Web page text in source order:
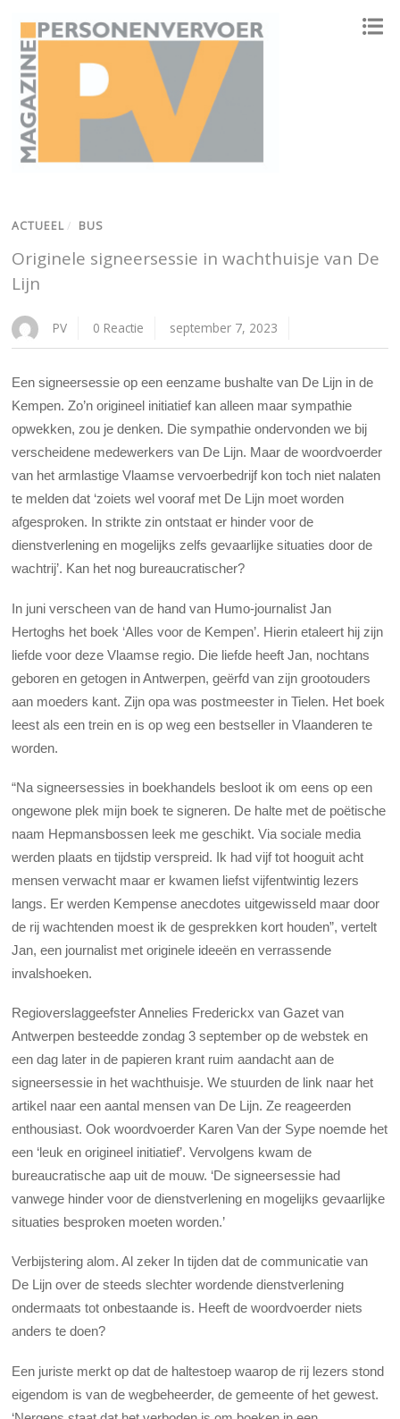
ACTUEEL / BUS
Originele signeersessie in wachthuisje van De
Lijn
PV 0 Reactie september 7, 2023
Een signeersessie op een eenzame bushalte van De Lijn in de
Kempen. Zo’n origineel initiatief kan alleen maar sympathie
opwekken, zou je denken. Die sympathie ondervonden we bij
verscheidene medewerkers van De Lijn. Maar de woordvoerder
van het armlastige Vlaamse vervoerbedrijf kon toch niet nalaten
te melden dat ‘zoiets wel vooraf met De Lijn moet worden
afgesproken. In strikte zin ontstaat er hinder voor de
dienstverlening en mogelijks zelfs gevaarlijke situaties door de
wachtrij’. Kan het nog bureaucratischer?
In juni verscheen van de hand van Humo-journalist Jan
Hertoghs het boek ‘Alles voor de Kempen’. Hierin etaleert hij zijn
liefde voor deze Vlaamse regio. Die liefde heeft Jan, nochtans
geboren en getogen in Antwerpen, geërfd van zijn grootouders
aan moeders kant. Zijn opa was postmeester in Tielen. Het boek
leest als een trein en is op weg een bestseller in Vlaanderen te
worden.
“Na signeersessies in boekhandels besloot ik om eens op een
ongewone plek mijn boek te signeren. De halte met de poëtische
naam Hepmansbossen leek me geschikt. Via sociale media
werden plaats en tijdstip verspreid. Ik had vijf tot hooguit acht
mensen verwacht maar er kwamen liefst vijfentwintig lezers
langs. Er werden Kempense anecdotes uitgewisseld maar door
de rij wachtenden moest ik de gesprekken kort houden”, vertelt
Jan, een journalist met originele ideeën en verrassende
invalshoeken.
Regioverslaggeefster Annelies Frederickx van Gazet van
Antwerpen besteedde zondag 3 september op de webstek en
een dag later in de papieren krant ruim aandacht aan de
signeersessie in het wachthuisje. We stuurden de link naar het
artikel naar een aantal mensen van De Lijn. Ze reageerden
enthousiast. Ook woordvoerder Karen Van der Sype noemde het
een ‘leuk en origineel initiatief’. Vervolgens kwam de
bureaucratische aap uit de mouw. ‘De signeersessie had
vanwege hinder voor de dienstverlening en mogelijks gevaarlijke
situaties besproken moeten worden.’
Verbijstering alom. Al zeker In tijden dat de communicatie van
De Lijn over de steeds slechter wordende dienstverlening
ondermaats tot onbestaande is. Heeft de woordvoerder niets
anders te doen?
Een juriste merkt op dat de haltestoep waarop de rij lezers stond
eigendom is van de wegbeheerder, de gemeente of het gewest.